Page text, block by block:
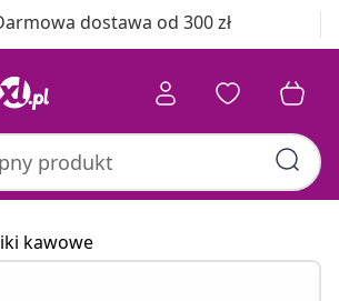
Darmowa dostawa od 300 zł
kawowe